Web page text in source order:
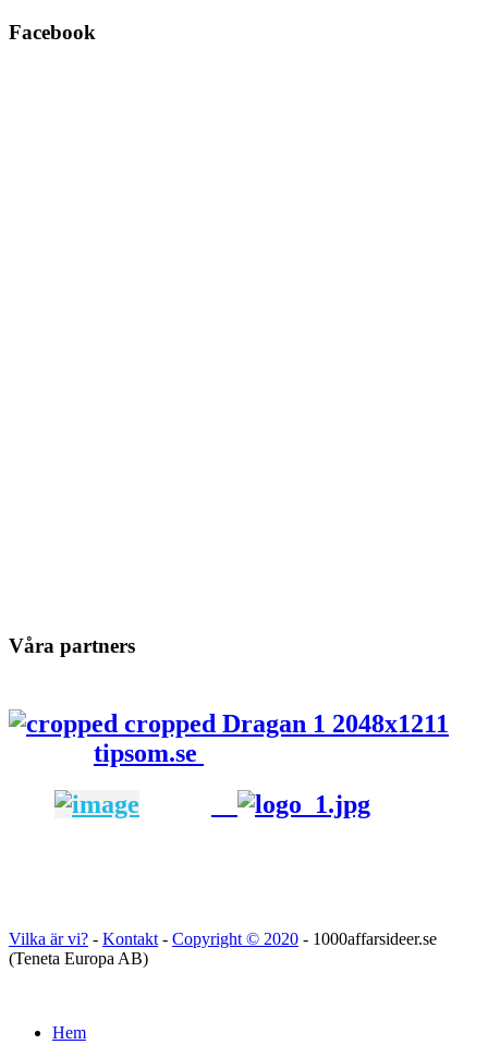
Facebook
Våra partners
tipsom.se
Vilka är vi? - Kontakt - Copyright © 2020 - 1000affarsideer.se
(Teneta Europa AB)
Hem